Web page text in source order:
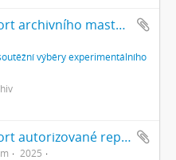
MediaInfo report archivního masteru
výběry experimentálního
MediaInfo report autorizované reprezentace
2025